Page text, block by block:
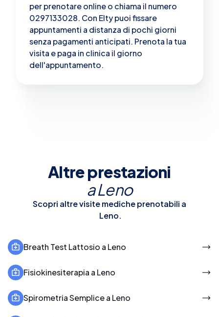
per prenotare online o chiama il numero
0297133028. Con Elty puoi fissare
appuntamenti a distanza di pochi giorni
senza pagamenti anticipati. Prenota la tua
visita e paga in clinica il giorno
dell'appuntamento.
Altre prestazioni
aLeno
Scopri altre visite mediche prenotabili a
Leno.
Breath Test Lattosio a Leno
Fisiokinesiterapia a Leno
Spirometria Semplice a Leno